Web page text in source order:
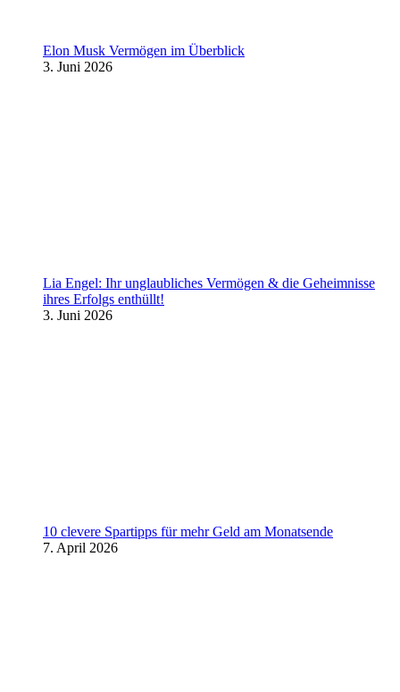
Elon Musk Vermögen im Überblick
3. Juni 2026
Lia Engel: Ihr unglaubliches Vermögen & die Geheimnisse
ihres Erfolgs enthüllt!
3. Juni 2026
10 clevere Spartipps für mehr Geld am Monatsende
7. April 2026